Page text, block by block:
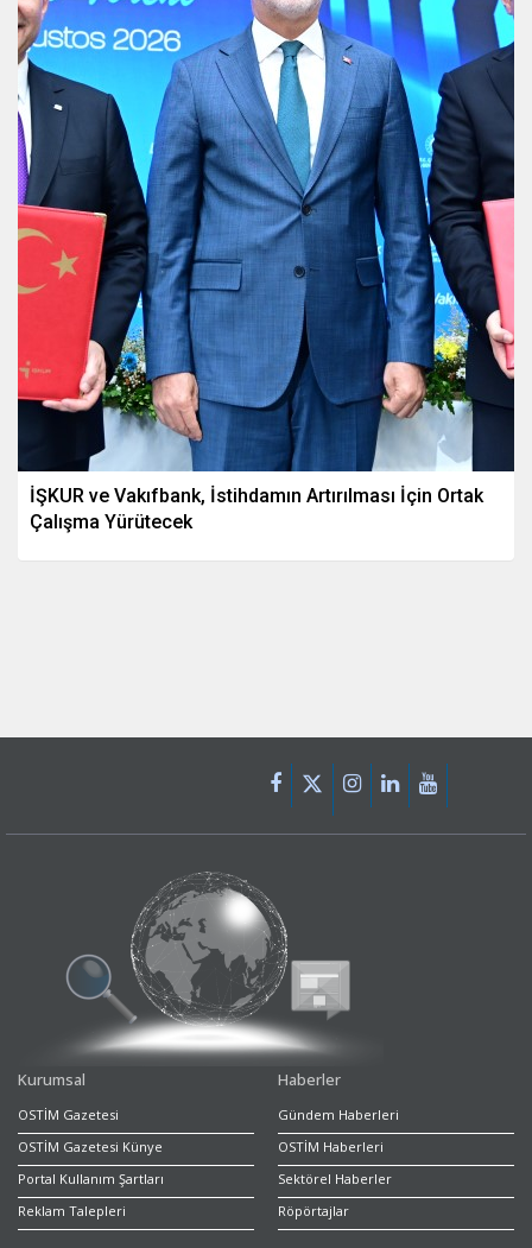
İŞKUR ve Vakıfbank, İstihdamın Artırılması İçin Ortak
Çalışma Yürütecek
Kurumsal
OSTİM Gazetesi
OSTİM Gazetesi Künye
Portal Kullanım Şartları
Reklam Talepleri
Haberler
Gündem Haberleri
OSTİM Haberleri
Sektörel Haberler
Röpörtajlar